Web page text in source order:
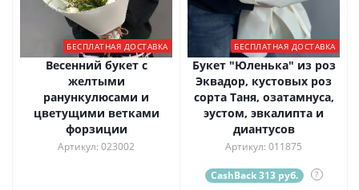
БЕСПЛАТНАЯ ДОСТАВКА
Весенний букет с
желтыми
ранункулюсами и
цветущими ветками
форзиции
Артикул: 023002
БЕСПЛАТНАЯ ДОСТАВКА
Букет "Юленька" из роз
Эквадор, кустовых роз
сорта Таня, озатамнуса,
эустом, эвкалипта и
диантусов
Артикул: 011875
CashBack 313 руб. ?